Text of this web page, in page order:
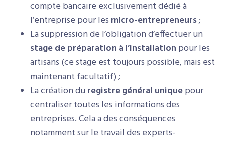
compte bancaire exclusivement dédié à
l’entreprise pour les micro-entrepreneurs;
La suppression de l’obligation d’effectuer un
stage de préparation à l’installation pour les
artisans (ce stage est toujours possible, mais est
maintenant facultatif) ;
La création duregistre général uniquepour
centraliser toutes les informations des
entreprises. Cela a des conséquences
notamment sur le travail des experts-